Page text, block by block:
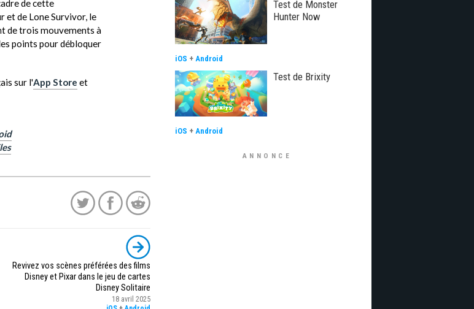
de cette
et de Lone Survivor, le
de trois mouvements à
points pour débloquer
sur l'App Store et
Revivez vos scènes préférées des films
Disney et Pixar dans le jeu de cartes
Disney Solitaire
18 avril 2025
Test de Monster
Hunter Now
iOS + Android
Test de Brixity
iOS + Android
ANNONCE